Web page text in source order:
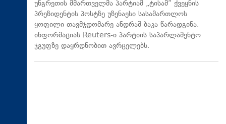
უნგრეთის მმართველმა პარტიამ „ტისამ“ ქვეყნის
პრეზიდენტის პოსტზე უზენაესი სასამართლოს
ყოფილი თავმჯდომარე ანდრაშ ბაკა წარადგინა.
ინფორმაციას Reuters-ი პარტიის საპარლამენტო
ჯგუფზე დაყრდნობით ავრცელებს.